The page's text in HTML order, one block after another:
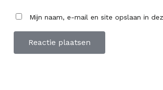
Mijn naam, e-mail en site opslaan in